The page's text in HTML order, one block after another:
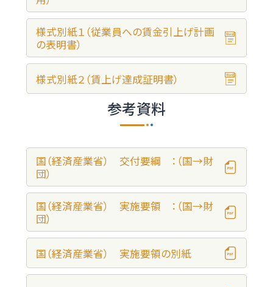
様式別紙１（従業員への賃金引上げ計画
の表明書）
様式別紙２（賃上げ達成証明書）
参考資料
国（経済産業省） 交付要綱 ：（国→財
団）
国（経済産業省） 実施要領 ：（国→財
団）
国（経済産業省） 実施要領の別紙